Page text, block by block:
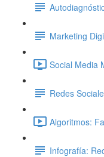
Marketing
Social Media
Redes
Algoritmos:
Infografía: